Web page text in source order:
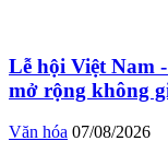
Lễ hội Việt Nam
mở rộng không
Văn hóa 07/08/2026